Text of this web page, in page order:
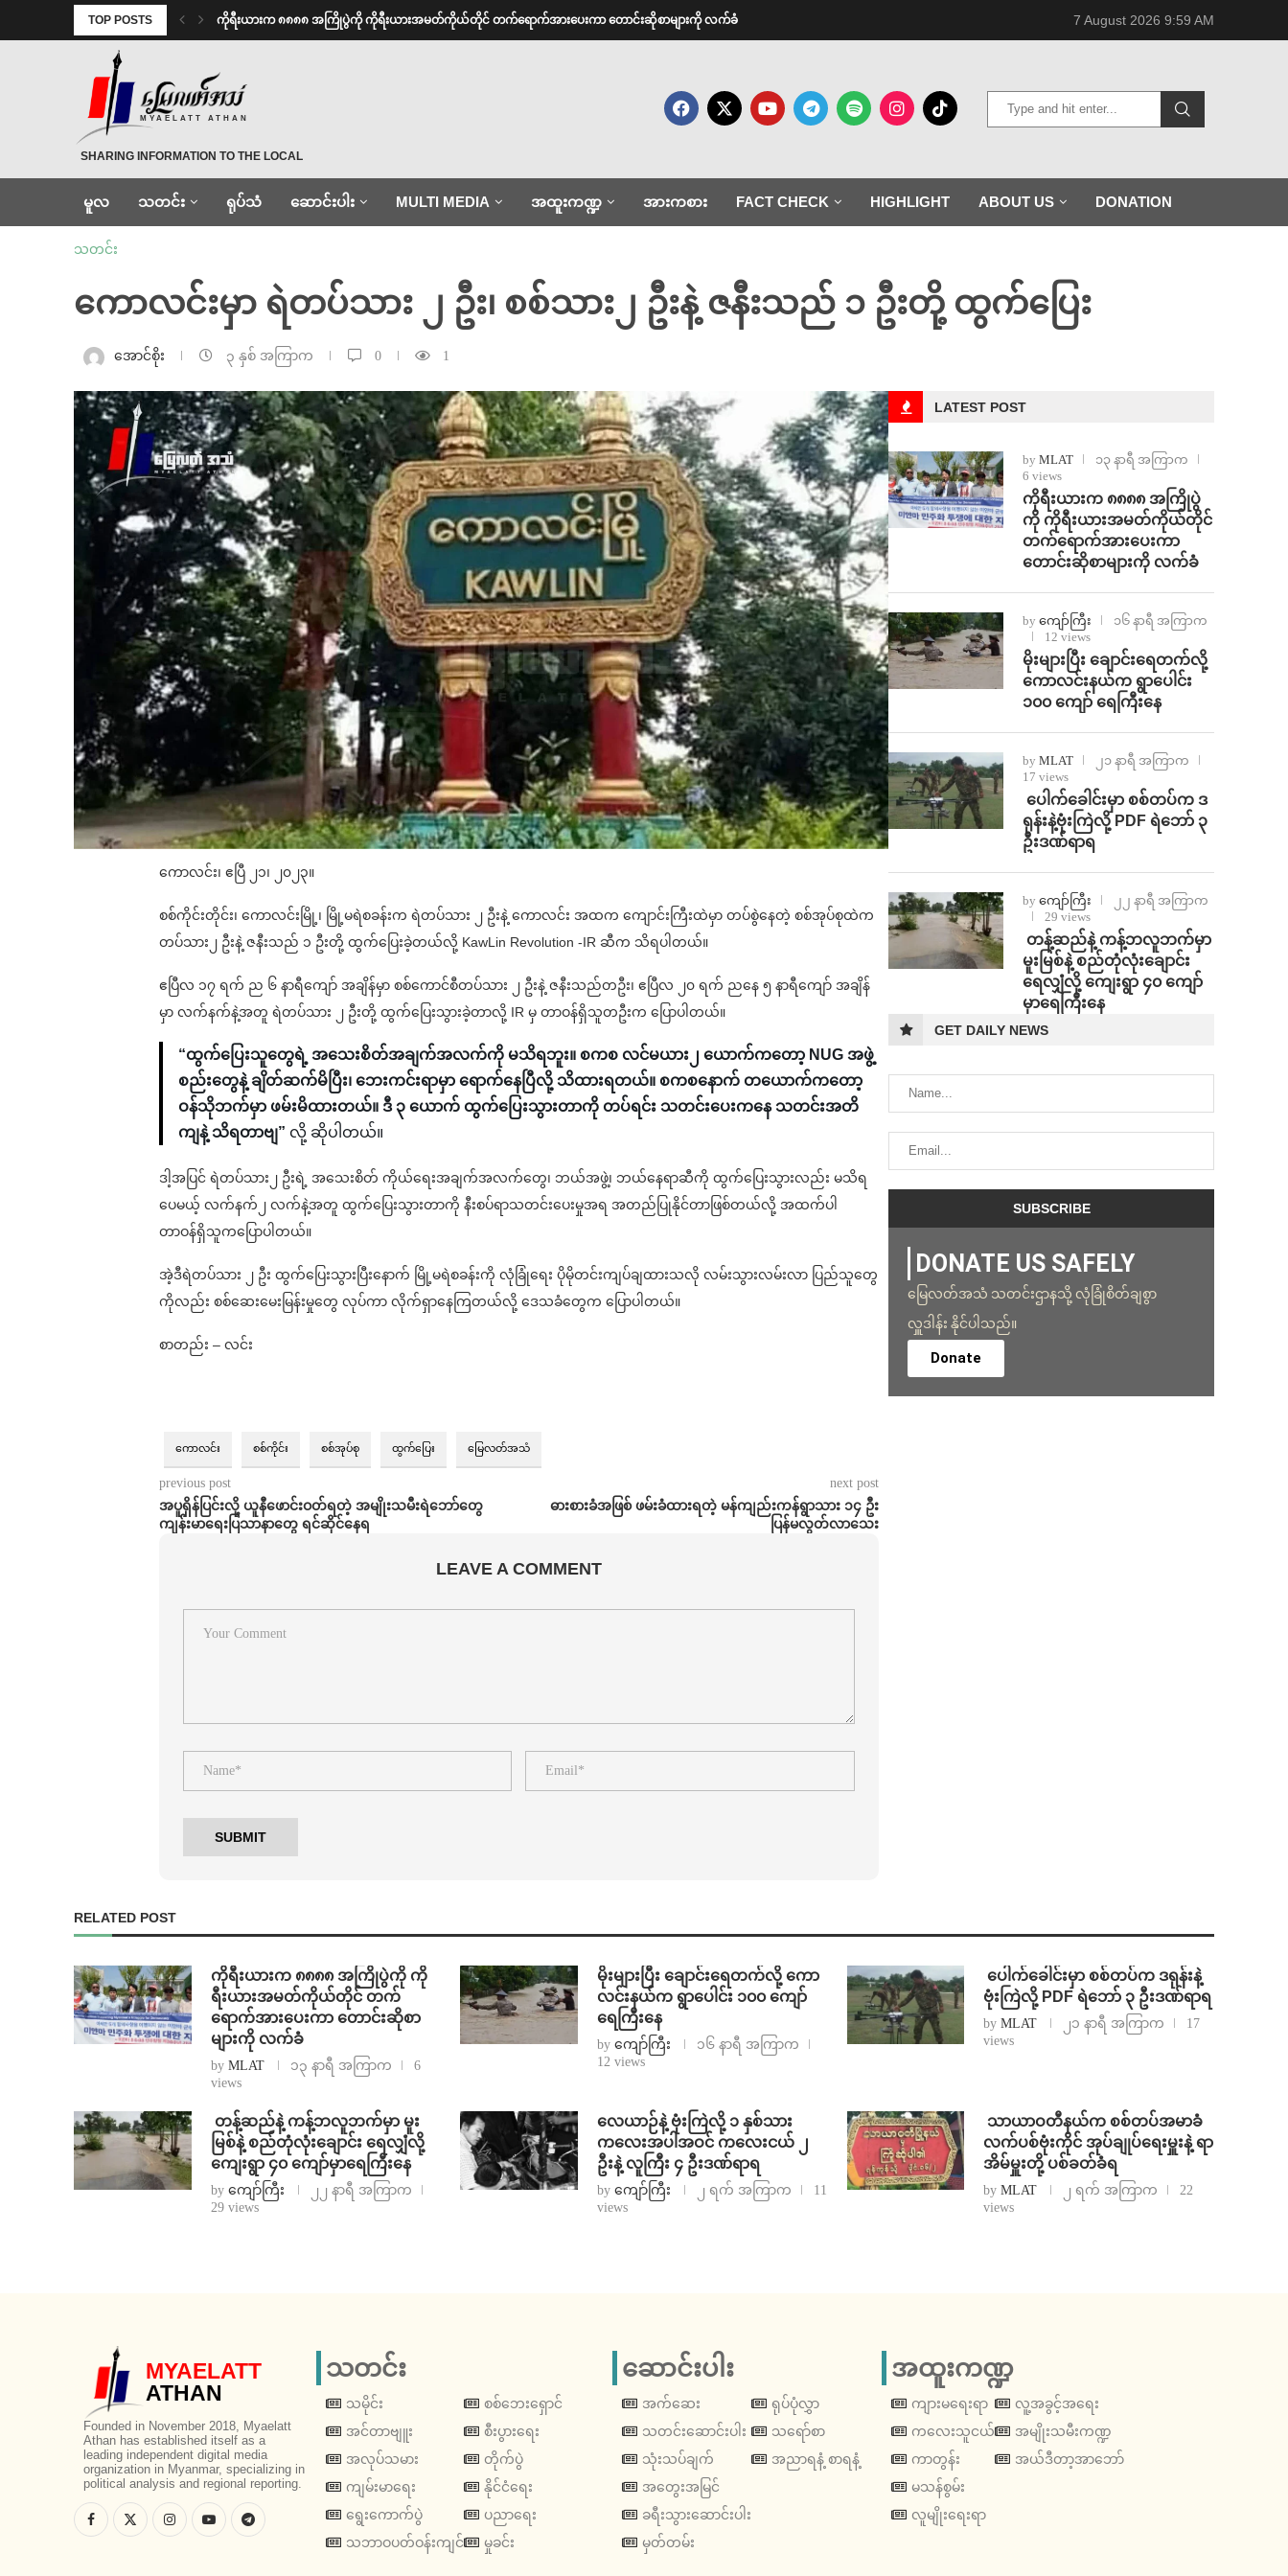
TOP POSTS ကိုရီးယားက ၈၈၈၈ အကြိုပွဲကို ကိုရီးယားအမတ်ကိုယ်တိုင် တက်ရောက်အားပေးကာ တောင်းဆိုစာများကို လက်ခံ 7 August 2026 9:59 AM
MYAELATT ATHAN
SHARING INFORMATION TO THE LOCAL
မူလ သတင်း ရုပ်သံ ဆောင်းပါး MULTI MEDIA အထူးကဏ္ဍ အားကစား FACT CHECK HIGHLIGHT ABOUT US DONATION
သတင်း
ကောလင်းမှာ ရဲတပ်သား ၂ ဦး၊ စစ်သား၂ ဦးနဲ့ ဇနီးသည် ၁ ဦးတို့ ထွက်ပြေး
အောင်စိုး ၃ နှစ် အကြာက 0 1
ကောလင်း၊ ဧပြီ ၂၁၊ ၂၀၂၃။
စစ်ကိုင်းတိုင်း၊ ကောလင်းမြို့၊ မြို့မရဲစခန်းက ရဲတပ်သား ၂ ဦးနဲ့ ကောလင်း အထက ကျောင်းကြီးထဲမှာ တပ်စွဲနေတဲ့ စစ်အုပ်စုထဲက
တပ်သား၂ ဦးနဲ့ ဇနီးသည် ၁ ဦးတို့ ထွက်ပြေးခဲ့တယ်လို့ KawLin Revolution -IR ဆီက သိရပါတယ်။
ဧပြီလ ၁၇ ရက် ည ၆ နာရီကျော် အချိန်မှာ စစ်ကောင်စီတပ်သား ၂ ဦးနဲ့ ဇနီးသည်တဦး၊ ဧပြီလ ၂၀ ရက် ညနေ ၅ နာရီကျော် အချိန်
မှာ လက်နက်နဲ့အတူ ရဲတပ်သား ၂ ဦးတို့ ထွက်ပြေးသွားခဲ့တာလို့ IR မှ တာဝန်ရှိသူတဦးက ပြောပါတယ်။
“ထွက်ပြေးသူတွေရဲ့ အသေးစိတ်အချက်အလက်ကို မသိရဘူး။ စကစ လင်မယား၂ ယောက်ကတော့ NUG အဖွဲ့
စည်းတွေနဲ့ ချိတ်ဆက်မိပြီး၊ ဘေးကင်းရာမှာ ရောက်နေပြီလို့ သိထားရတယ်။ စကစနောက် တယောက်ကတော့
ဝန်သိုဘက်မှာ ဖမ်းမိထားတယ်။ ဒီ ၃ ယောက် ထွက်ပြေးသွားတာကို တပ်ရင်း သတင်းပေးကနေ သတင်းအတိ
ကျနဲ့ သိရတာဗျ” လို့ ဆိုပါတယ်။
ဒါ့အပြင် ရဲတပ်သား၂ ဦးရဲ့ အသေးစိတ် ကိုယ်ရေးအချက်အလက်တွေ၊ ဘယ်အဖွဲ့၊ ဘယ်နေရာဆီကို ထွက်ပြေးသွားလည်း မသိရ
ပေမယ့် လက်နက်၂ လက်နဲ့အတူ ထွက်ပြေးသွားတာကို နီးစပ်ရာသတင်းပေးမှုအရ အတည်ပြုနိုင်တာဖြစ်တယ်လို့ အထက်ပါ
တာဝန်ရှိသူကပြောပါတယ်။
အဲ့ဒီရဲတပ်သား ၂ ဦး ထွက်ပြေးသွားပြီးနောက် မြို့မရဲစခန်းကို လုံခြုံရေး ပိုမိုတင်းကျပ်ချထားသလို လမ်းသွားလမ်းလာ ပြည်သူတွေ
ကိုလည်း စစ်ဆေးမေးမြန်းမှုတွေ လုပ်ကာ လိုက်ရှာနေကြတယ်လို့ ဒေသခံတွေက ပြောပါတယ်။
စာတည်း – လင်း
ကောလင်း စစ်ကိုင်း စစ်အုပ်စု ထွက်ပြေး မြေလတ်အသံ
previous post
အပူရှိန်ပြင်းလို့ ယူနီဖောင်းဝတ်ရတဲ့ အမျိုးသမီးရဲဘော်တွေ
ကျန်းမာရေးပြသာနာတွေ ရင်ဆိုင်နေရ
next post
ဓားစားခံအဖြစ် ဖမ်းခံထားရတဲ့ မန်ကျည်းကန်ရွာသား ၁၄ ဦး
ပြန်မလွတ်လာသေး
LEAVE A COMMENT
LATEST POST
by MLAT
၁၃ နာရီ အကြာက
6 views
ကိုရီးယားက ၈၈၈၈ အကြိုပွဲ
ကို ကိုရီးယားအမတ်ကိုယ်တိုင်
တက်ရောက်အားပေးကာ
တောင်းဆိုစာများကို လက်ခံ
by ကျော်ကြီး
၁၆ နာရီ အကြာက
12 views
⁨မိုးများပြီး ချောင်းရေတက်လို့
ကောလင်းနယ်က ရွာပေါင်း
၁၀၀ ကျော် ရေကြီးနေ
by MLAT
၂၁ နာရီ အကြာက
17 views
⁩ ⁨ပေါက်ခေါင်းမှာ စစ်တပ်က ဒ
ရုန်းနဲ့ဗုံးကြဲလို့ PDF ရဲဘော် ၃
ဦးဒဏ်ရာရ
by ကျော်ကြီး
၂၂ နာရီ အကြာက
29 views
⁩ ⁨တန့်ဆည်နဲ့ ကန့်ဘလူဘက်မှာ
မူးမြစ်နဲ့ စည်တုံလုံးချောင်း
ရေလျှံလို့ ကျေးရွာ ၄၀ ကျော်
မှာရေကြီးနေ
GET DAILY NEWS
DONATE US SAFELY
မြေလတ်အသံ သတင်းဌာနသို့ လုံခြုံစိတ်ချစွာ
လှူဒါန်း နိုင်ပါသည်။
Donate
RELATED POST
ကိုရီးယားက ၈၈၈၈ အကြိုပွဲကို ကို
ရီးယားအမတ်ကိုယ်တိုင် တက်
ရောက်အားပေးကာ တောင်းဆိုစာ
များကို လက်ခံ
by MLAT ၁၃ နာရီ အကြာက
6
views
⁨မိုးများပြီး ချောင်းရေတက်လို့ ကော
လင်းနယ်က ရွာပေါင်း ၁၀၀ ကျော်
ရေကြီးနေ
by ကျော်ကြီး
၁၆ နာရီ အကြာက
12 views
⁩ ⁨ပေါက်ခေါင်းမှာ စစ်တပ်က ဒရုန်းနဲ့
ဗုံးကြဲလို့ PDF ရဲဘော် ၃ ဦးဒဏ်ရာရ
byMLAT ၂၁ နာရီ အကြာက
17
views
⁩ ⁨တန့်ဆည်နဲ့ ကန့်ဘလူဘက်မှာ မူး
မြစ်နဲ့ စည်တုံလုံးချောင်း ရေလျှံလို့
ကျေးရွာ ၄၀ ကျော်မှာရေကြီးနေ
by ကျော်ကြီး
၂၂ နာရီ အကြာက
29 views
⁨လေယာဉ်နဲ့ ဗုံးကြဲလို့ ၁ နှစ်သား
ကလေးအပါအဝင် ကလေးငယ် ၂
ဦးနဲ့ လူကြီး ၄ ဦးဒဏ်ရာရ
by ကျော်ကြီး ၂ ရက် အကြာက
11
views
⁩ ⁨သာယာဝတီနယ်က စစ်တပ်အမာခံ
လက်ပစ်ဗုံးကိုင် အုပ်ချုပ်ရေးမှူးနဲ့ ရာ
အိမ်မှူးတို့ ပစ်ခတ်ခံရ
byMLAT ၂ ရက် အကြာက
22
views
MYAELATT
ATHAN
Founded in November 2018, Myaelatt
Athan has established itself as a
leading independent digital media
organization in Myanmar, specializing in
political analysis and regional reporting.
သတင်း
သမိုင်း
အင်တာဗျူး
အလုပ်သမား
ကျမ်းမာရေး
ရွေးကောက်ပွဲ
သဘာဝပတ်ဝန်းကျင်
စစ်ဘေးရှောင်
စီးပွားရေး
တိုက်ပွဲ
နိုင်ငံရေး
ပညာရေး
မှုခင်း
ဆောင်းပါး
အက်ဆေး
သတင်းဆောင်းပါး
သုံးသပ်ချက်
အတွေးအမြင်
ခရီးသွားဆောင်းပါး
မှတ်တမ်း
ရုပ်ပုံလွှာ
သရော်စာ
အညာရနံ့ စာရနံ့
အထူးကဏ္ဍ
ကျားမရေးရာ
ကလေးသူငယ်
ကာတွန်း
မသန်စွမ်း
လူမျိုးရေးရာ
လူ့အခွင့်အရေး
အမျိုးသမီးကဏ္ဍ
အယ်ဒီတာ့အာဘော်